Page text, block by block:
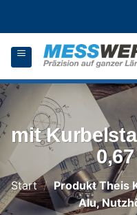
mit
Start / Produkt Theis
Alu,